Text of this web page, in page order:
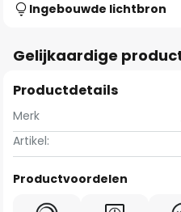
Ingebouwde lichtbron
Gelijkaardige
Productdetails
Merk
Artikel:
Productvoordelen